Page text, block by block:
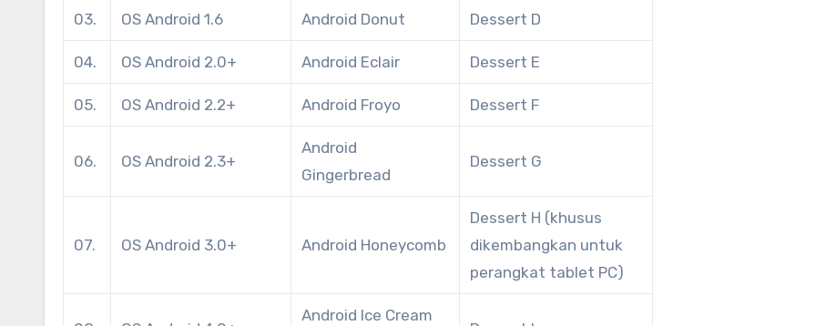
03. OS Android 1.6 Android Donut Dessert D
04. OS Android 2.0+ Android Eclair Dessert E
05. OS Android 2.2+ Android Froyo Dessert F
06. OS Android 2.3+
Android
Gingerbread
Dessert G
07. OS Android 3.0+ Android Honeycomb
Dessert H (khusus
dikembangkan untuk
perangkat tablet PC)
Android Ice Cream